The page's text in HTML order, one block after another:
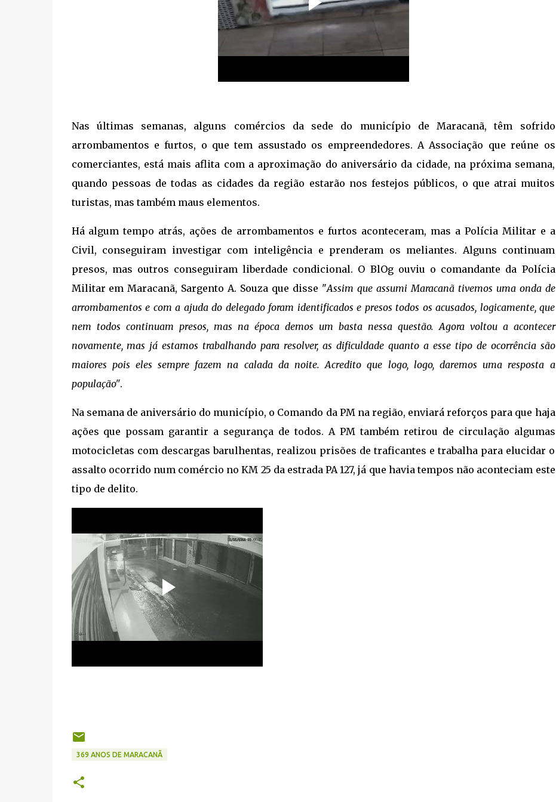
Nas últimas semanas, alguns comércios da sede do município de Maracanã, têm sofrido
arrombamentos e furtos, o que tem assustado os empreendedores. A Associação que reúne os
comerciantes, está mais aflita com a aproximação do aniversário da cidade, na próxima semana,
quando pessoas de todas as cidades da região estarão nos festejos públicos, o que atrai muitos
turistas, mas também maus elementos.
Há algum tempo atrás, ações de arrombamentos e furtos aconteceram, mas a Polícia Militar e a
Civil, conseguiram investigar com inteligência e prenderam os meliantes. Alguns continuam
presos, mas outros conseguiram liberdade condicional. O BlOg ouviu o comandante da Polícia
Militar em Maracanã, Sargento A. Souza que disse "Assim que assumi Maracanã tivemos uma onda de
arrombamentos e com a ajuda do delegado foram identificados e presos todos os acusados, logicamente, que
nem todos continuam presos, mas na época demos um basta nessa questão. Agora voltou a acontecer
novamente, mas já estamos trabalhando para resolver, as dificuldade quanto a esse tipo de ocorrência são
maiores pois eles sempre fazem na calada da noite. Acredito que logo, logo, daremos uma resposta a
população".
Na semana de aniversário do município, o Comando da PM na região, enviará reforços para que haja
ações que possam garantir a segurança de todos. A PM também retirou de circulação algumas
motocicletas com descargas barulhentas, realizou prisões de traficantes e trabalha para elucidar o
assalto ocorrido num comércio no KM 25 da estrada PA 127, já que havia tempos não aconteciam este
tipo de delito.
369 ANOS DE MARACANÃ